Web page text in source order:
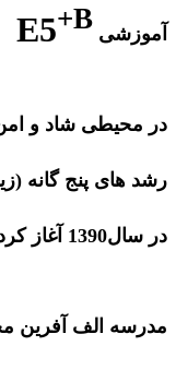
آموزشی E5+B
در محیطی شاد و
رشد های پنج گانه
در سال1390 آغاز کرد.
مدرسه الف آفرین